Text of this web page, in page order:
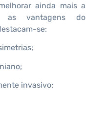
ainda mais a
as vantagens do
se:
invasivo;